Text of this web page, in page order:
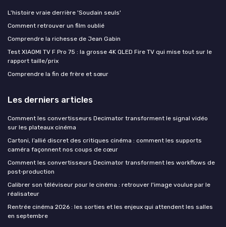
L'histoire vraie derrière 'Soudain seuls'
Comment retrouver un film oublié
Comprendre la richesse de Jean Gabin
Test XIAOMI TV F Pro 75 : la grosse 4K QLED Fire TV qui mise tout sur le
rapport taille/prix
Comprendre la fin de frère et sœur
Les derniers articles
Comment les convertisseurs Decimator transforment le signal vidéo
sur les plateaux cinéma
Cartoni, l’allié discret des critiques cinéma : comment les supports
caméra façonnent nos coups de cœur
Comment les convertisseurs Decimator transforment les workflows de
post‑production
Calibrer son téléviseur pour le cinéma : retrouver l'image voulue par le
réalisateur
Rentrée cinéma 2026 : les sorties et les enjeux qui attendent les salles
en septembre